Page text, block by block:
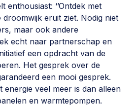
enthousiast: ‘’Ontdek met
droomwijk eruit ziet. Nodig niet
maar ook andere
echt naar partnerschap en
een opdracht van de
Het gesprek over de
een mooi gesprek.
energie veel meer is dan alleen
en warmtepompen.